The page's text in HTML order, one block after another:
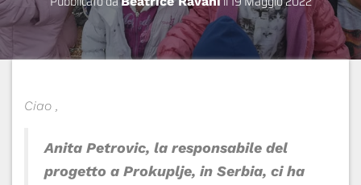
Ciao ,
Anita Petrovic, la responsabile del
progetto a Prokuplje, in Serbia, ci ha